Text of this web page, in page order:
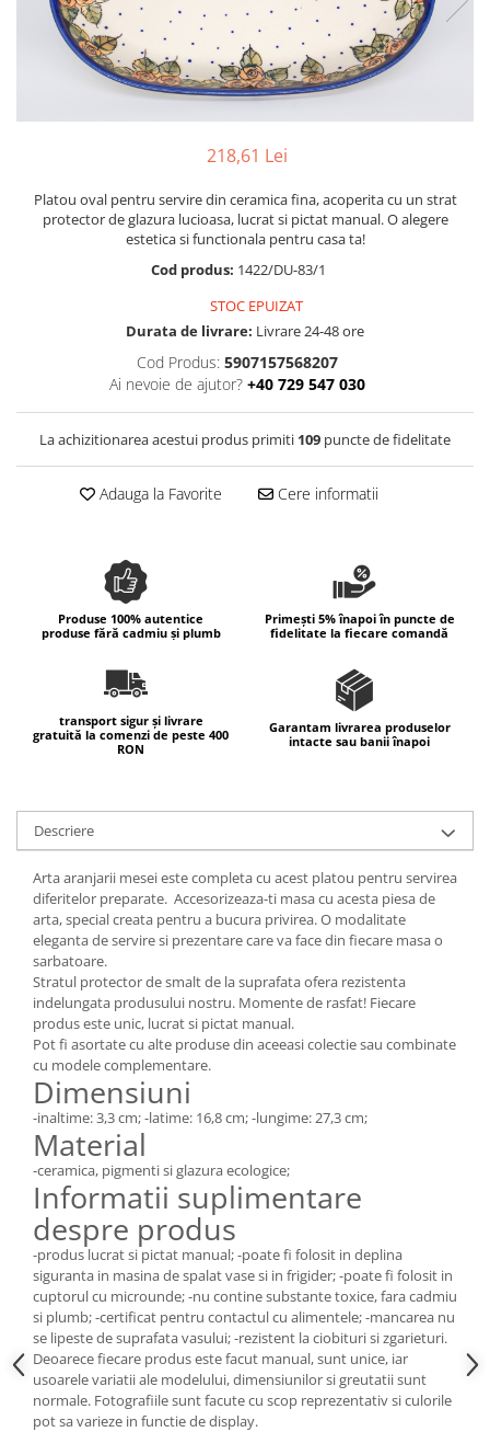
Boluri
Farfurii
Recipiente depozitare
Vaze
Baie
Colectiile Flowers
Colectia Forget-me-nots
Colectia Basket of Blue
Colectia Leaf Bed
Colectia Autumn Garden
Colectia Little Flowers
Colectia Butterfly Dance
Colectia Morning Sunrise
Colectia Morning Glory
Colectia Blue Sea
Colectia Wild Hearts
218,61 Lei
Platou oval pentru servire din ceramica fina, acoperita cu un strat
protector de glazura lucioasa, lucrat si pictat manual. O alegere
estetica si functionala pentru casa ta!
Cod produs: 1422/DU-83/1
STOC EPUIZAT
Durata de livrare: Livrare 24-48 ore
Cod Produs: 5907157568207
Ai nevoie de ajutor? +40 729 547 030
La achizitionarea acestui produs primiti 109 puncte de fidelitate
Adauga la Favorite Cere informatii
Produse 100% autentice
produse fără cadmiu și plumb
Primești 5% înapoi în puncte de
fidelitate la fiecare comandă
transport sigur și livrare
gratuită la comenzi de peste 400
RON
Garantam livrarea produselor
intacte sau banii înapoi
Descriere
Arta aranjarii mesei este completa cu acest platou pentru servirea
diferitelor preparate. Accesorizeaza-ti masa cu acesta piesa de
arta, special creata pentru a bucura privirea. O modalitate
eleganta de servire si prezentare care va face din fiecare masa o
sarbatoare.
Stratul protector de smalt de la suprafata ofera rezistenta
indelungata produsului nostru. Momente de rasfat! Fiecare
produs este unic, lucrat si pictat manual.
Pot fi asortate cu alte produse din aceeasi colectie sau combinate
cu modele complementare.
Dimensiuni
-inaltime: 3,3 cm; -latime: 16,8 cm; -lungime: 27,3 cm;
Material
-ceramica, pigmenti si glazura ecologice;
Informatii suplimentare
despre produs
-produs lucrat si pictat manual; -poate fi folosit in deplina
siguranta in masina de spalat vase si in frigider; -poate fi folosit in
cuptorul cu microunde; -nu contine substante toxice, fara cadmiu
si plumb; -certificat pentru contactul cu alimentele; -mancarea nu
se lipeste de suprafata vasului; -rezistent la ciobituri si zgarieturi.
Deoarece fiecare produs este facut manual, sunt unice, iar
usoarele variatii ale modelului, dimensiunilor si greutatii sunt
normale. Fotografiile sunt facute cu scop reprezentativ si culorile
pot sa varieze in functie de display.